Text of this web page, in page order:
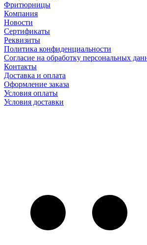
Фритюрницы
Компания
Новости
Сертификаты
Реквизиты
Политика конфиденциальности
Согласие на обработку персональных
Контакты
Доставка и оплата
Оформление заказа
Условия оплаты
Условия доставки